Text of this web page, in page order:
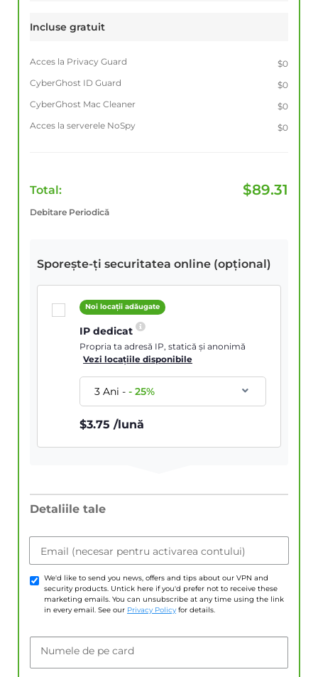
Incluse gratuit
Acces la Privacy Guard
$0
CyberGhost ID Guard
$0
CyberGhost Mac Cleaner
$0
Acces la serverele NoSpy
$0
Total: $89.31
Debitare Periodică
Sporește-ți securitatea online (opțional)
Noi locații adăugate
IP dedicat
Propria ta adresă IP, statică și anonimă
Vezi locațiile disponibile
3 Ani--25%
$3.75 /lună
Detaliile tale
Email (necesar pentru activarea contului)
We'd like to send you news, offers and tips about our VPN and
security products. Untick here if you'd prefer not to receive these
marketing emails. You can unsubscribe at any time using the link
in every email. See our Privacy Policy for details.
Numele de pe card